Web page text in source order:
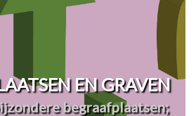
EN GRAVEN
begraafplaatsen;